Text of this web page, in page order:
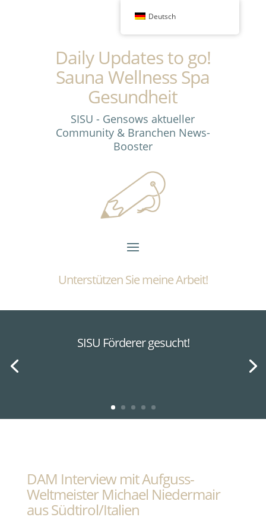
Daily Updates to go!
Sauna Wellness Spa
Gesundheit
SISU - Gensows aktueller
Community & Branchen News-
Booster
Unterstützen Sie meine Arbeit!
SISU Förderer gesucht!
DAM Interview mit Aufguss-
Weltmeister Michael Niedermair
aus Südtirol/Italien
Deutsch